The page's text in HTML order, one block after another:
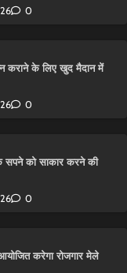
0
के लिए खुद मैदान में
0
सपने को साकार करने की
0
करेगा रोजगार मेले